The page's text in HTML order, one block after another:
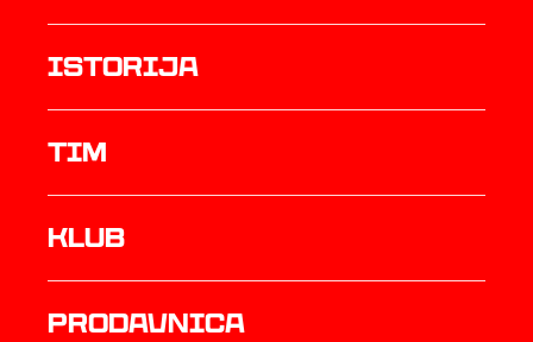
istorija
TIM
Klub
prodavnica